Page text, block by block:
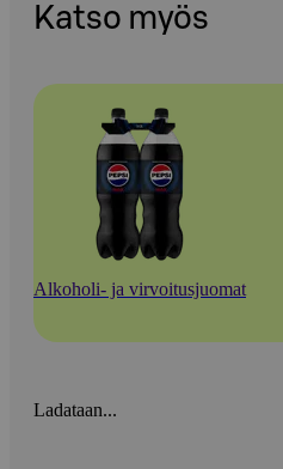
Katso myös
Alkoholi- ja virvoitusjuomat
Ladataan...